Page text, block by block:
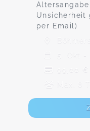
Unsicherheit
per Email)
5. Okt -
99,00 €
Max. 8